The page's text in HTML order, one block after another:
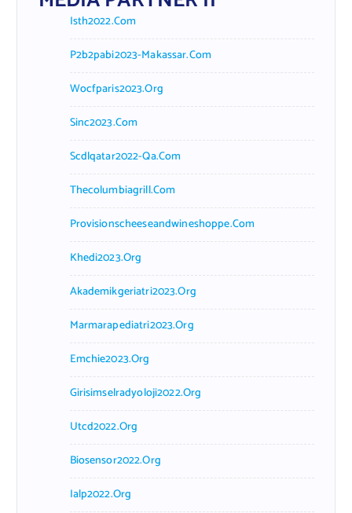
Isth2022.com
P2b2pabi2023-Makassar.com
Wocfparis2023.org
Sinc2023.com
Scdlqatar2022-Qa.com
Thecolumbiagrill.com
Provisionscheeseandwineshoppe.com
Khedi2023.org
Akademikgeriatri2023.org
Marmarapediatri2023.org
Emchie2023.org
Girisimselradyoloji2022.org
Utcd2022.org
Biosensor2022.org
Ialp2022.org